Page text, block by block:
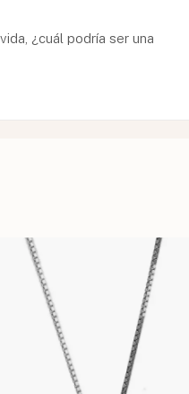
¿cuál podría ser una